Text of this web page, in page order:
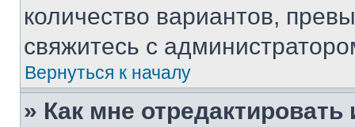
количество вариантов,
свяжитесь с
Вернуться к началу
» Как мне